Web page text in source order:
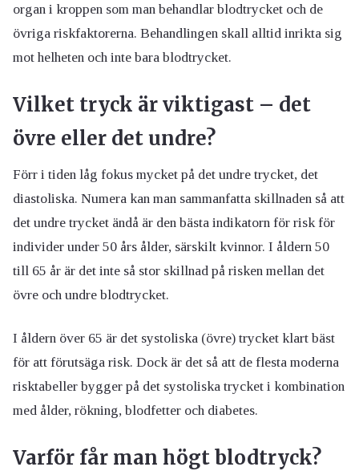
organ i kroppen som man behandlar blodtrycket och de
övriga riskfaktorerna. Behandlingen skall alltid inrikta sig
mot helheten och inte bara blodtrycket.
Vilket tryck är viktigast – det
övre eller det undre?
Förr i tiden låg fokus mycket på det undre trycket, det
diastoliska. Numera kan man sammanfatta skillnaden så att
det undre trycket ändå är den bästa indikatorn för risk för
individer under 50 års ålder, särskilt kvinnor. I åldern 50
till 65 år är det inte så stor skillnad på risken mellan det
övre och undre blodtrycket.
I åldern över 65 är det systoliska (övre) trycket klart bäst
för att förutsäga risk. Dock är det så att de flesta moderna
risktabeller bygger på det systoliska trycket i kombination
med ålder, rökning, blodfetter och diabetes.
Varför får man högt blodtryck?